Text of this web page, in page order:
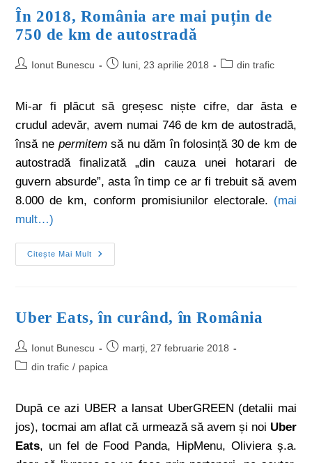
În 2018, România are mai puțin de
750 de km de autostradă
Ionut Bunescu luni, 23 aprilie 2018 din trafic
Mi-ar fi plăcut să greșesc niște cifre, dar ăsta e
crudul adevăr, avem numai 746 de km de autostradă,
însă ne permitemsă nu dăm în folosință 30 de km de
autostradă finalizată „din cauza unei hotarari de
guvern absurde”, asta în timp ce ar fi trebuit să avem
8.000 de km, conform promisiunilor electorale. (mai
mult…)
Citește Mai Mult
Uber Eats, în curând, în România
Ionut Bunescu
marți, 27 februarie 2018
din trafic / papica
După ce azi UBER a lansat UberGREEN (detalii mai
jos), tocmai am aflat că urmează să avem și noi Uber
Eats, un fel de Food Panda, HipMenu, Oliviera ș.a.